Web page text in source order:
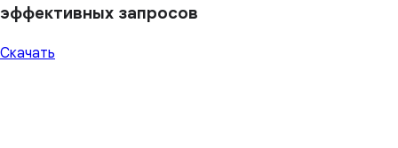
эффективных запросов
Скачать